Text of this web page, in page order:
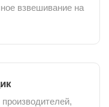
взвешивание на